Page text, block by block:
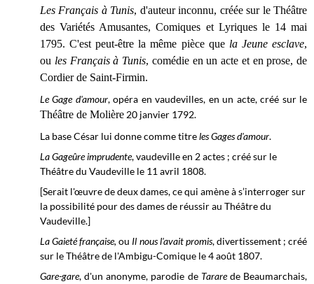
Les Français à Tunis, d'auteur inconnu, créée sur le Théâtre
des Variétés Amusantes, Comiques et Lyriques le 14 mai
1795. C'est peut-être la même pièce que la Jeune esclave,
ou les Français à Tunis, comédie en un acte et en prose, de
Cordier de Saint-Firmin.
Le Gage d'amour, opéra en vaudevilles, en un acte, créé sur le
Théâtre de Molière 20 janvier 1792.
La base César lui donne comme titreles Gages d'amour.
La Gageûre imprudente, vaudeville en 2 actes ; créé sur le
Théâtre du Vaudeville le 11 avril 1808.
[Serait l'œuvre de deux dames, ce qui amène à s’interroger sur
la possibilité pour des dames de réussir au Théâtre du
Vaudeville.]
La Gaieté française,ou Il nous l'avait promis, divertissement ; créé
sur le Théâtre de l'Ambigu-Comique le 4 août 1807.
Gare-gare, d'un anonyme, parodie de Tararede Beaumarchais,